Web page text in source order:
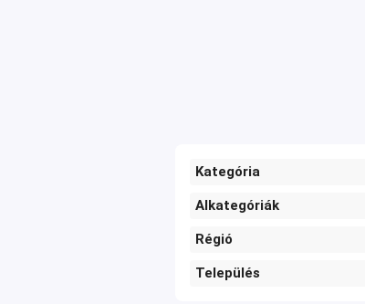
Kategória
Alkategóriák
Régió
Település